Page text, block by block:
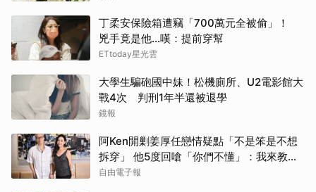
丁柔安保險箱遭竊「700萬元全被偷」！
兇手竟是他...嘆：提前穿幫
ETtoday星光雲
大學生騙砲國中妹！松機廁所、U2電影館大
戰4次 判刑1年半還被退學
鏡報
阿Ken開剿姜厚任戀情疑點「不是笨是不想
拆穿」 他5度回嗆「你們不懂」：我來教育
你們
自由電子報